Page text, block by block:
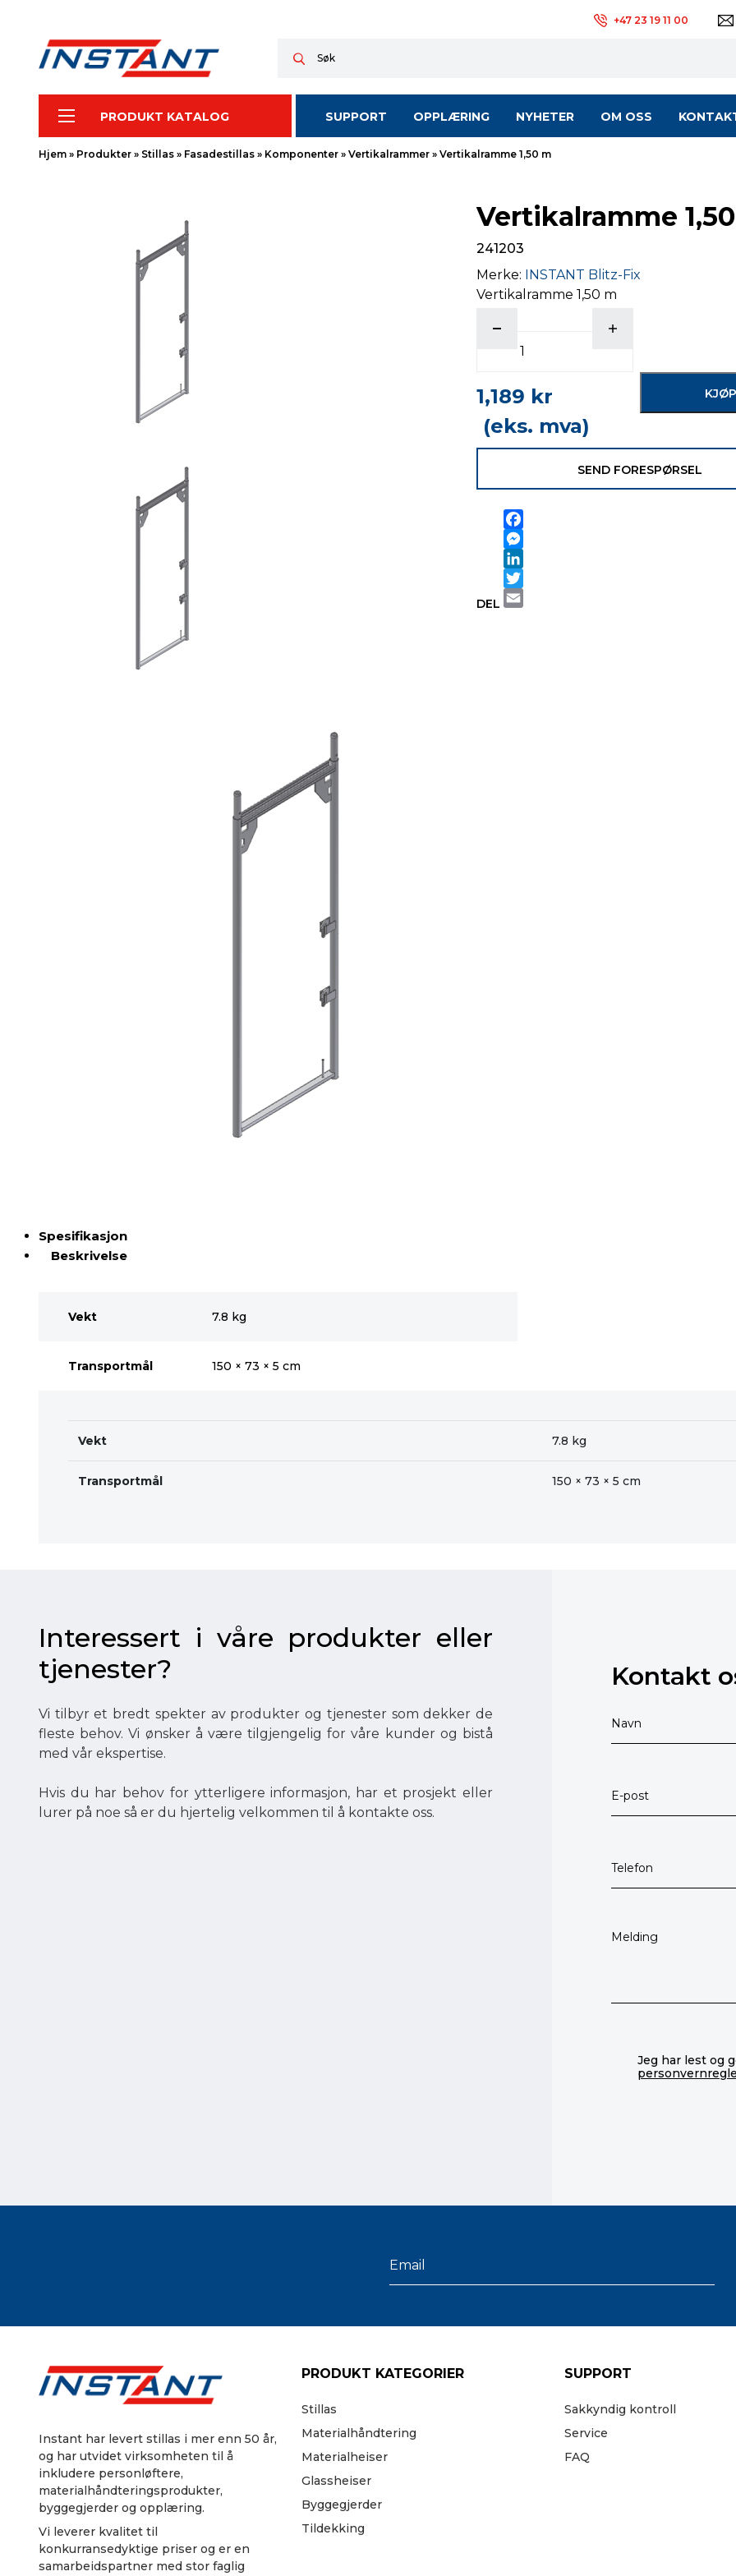
+47 23 19 11 00
PRODUKT KATALOG SUPPORT OPPLÆRING NYHETER OM OSS
Hjem » Produkter » Stillas » Fasadestillas » Komponenter » Vertikalrammer » Vertikalramme 1,50 m
Vertikalramme
241203
Merke: INSTANT Blitz-Fix
Vertikalramme 1,50 m
1,189 kr
(eks. mva)
SEND FORESPØRSEL
DEL
Facebook
Messenger
LinkedIn
Twitter
Email
Spesifikasjon
Beskrivelse
Vekt 7.8 kg
Transportmål 150 × 73 × 5 cm
Vekt 7.8 kg
Transportmål 150 × 73 × 5 cm
Interessert i våre produkter eller
tjenester?
Vi tilbyr et bredt spekter av produkter og tjenester som dekker de
fleste behov. Vi ønsker å være tilgjengelig for våre kunder og bistå
med vår ekspertise.
Hvis du har behov for ytterligere informasjon, har et prosjekt eller
lurer på noe så er du hjertelig velkommen til å kontakte oss.
Kontakt
Jeg har lest og
Instant har levert stillas i mer enn 50 år,
og har utvidet virksomheten til å
inkludere personløftere,
materialhåndteringsprodukter,
byggegjerder og opplæring.
Vi leverer kvalitet til
konkurransedyktige priser og er en
samarbeidspartner med stor faglig
PRODUKT KATEGORIER
Stillas
Materialhåndtering
Materialheiser
Glassheiser
Byggegjerder
Tildekking
SUPPORT
Sakkyndig kontroll
Service
FAQ